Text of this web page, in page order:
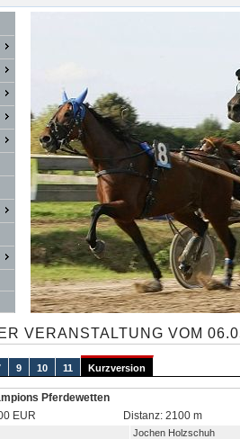
VERANSTALTUNG VOM
9 10 11 Kurzversion
Pferdewetten
EUR
Distanz: 2100 m
Jochen Holzschuh